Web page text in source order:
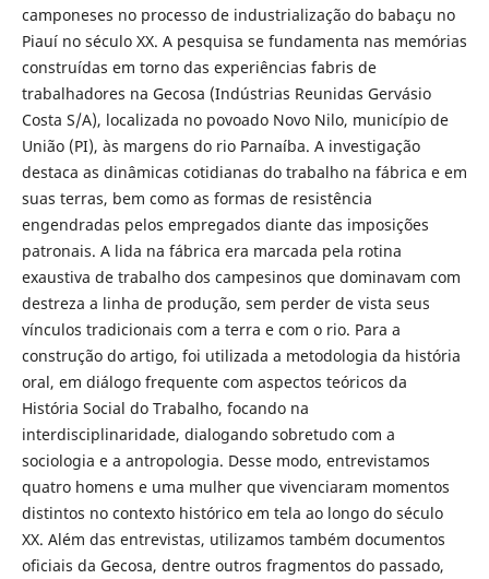
camponeses no processo de industrialização do babaçu no
Piauí no século XX. A pesquisa se fundamenta nas memórias
construídas em torno das experiências fabris de
trabalhadores na Gecosa (Indústrias Reunidas Gervásio
Costa S/A), localizada no povoado Novo Nilo, município de
União (PI), às margens do rio Parnaíba. A investigação
destaca as dinâmicas cotidianas do trabalho na fábrica e em
suas terras, bem como as formas de resistência
engendradas pelos empregados diante das imposições
patronais. A lida na fábrica era marcada pela rotina
exaustiva de trabalho dos campesinos que dominavam com
destreza a linha de produção, sem perder de vista seus
vínculos tradicionais com a terra e com o rio. Para a
construção do artigo, foi utilizada a metodologia da história
oral, em diálogo frequente com aspectos teóricos da
História Social do Trabalho, focando na
interdisciplinaridade, dialogando sobretudo com a
sociologia e a antropologia. Desse modo, entrevistamos
quatro homens e uma mulher que vivenciaram momentos
distintos no contexto histórico em tela ao longo do século
XX. Além das entrevistas, utilizamos também documentos
oficiais da Gecosa, dentre outros fragmentos do passado,